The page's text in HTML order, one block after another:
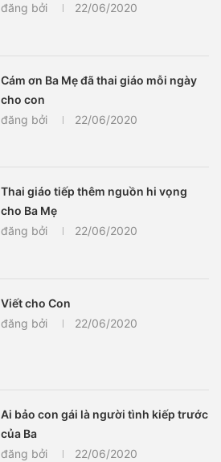
đăng bởi
22/06/2020
Cám ơn Ba Mẹ đã thai giáo mỗi ngày
cho con
đăng bởi
22/06/2020
Thai giáo tiếp thêm nguồn hi vọng
cho Ba Mẹ
đăng bởi
22/06/2020
Viết cho Con
đăng bởi
22/06/2020
Ai bảo con gái là người tình kiếp trước
của Ba
đăng bởi
22/06/2020